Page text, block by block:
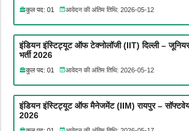
कुल पद: 01 आवेदन की अंतिम तिथि: 2026-05-12
इंडियन इंस्टिट्यूट ऑफ टेक्नोलॉजी (IIT) दिल्ली –
भर्ती 2026
कुल पद: 01 आवेदन की अंतिम तिथि: 2026-05-12
इंडियन इंस्टिट्यूट ऑफ मैनेजमेंट (IIM) रायपुर –
2026